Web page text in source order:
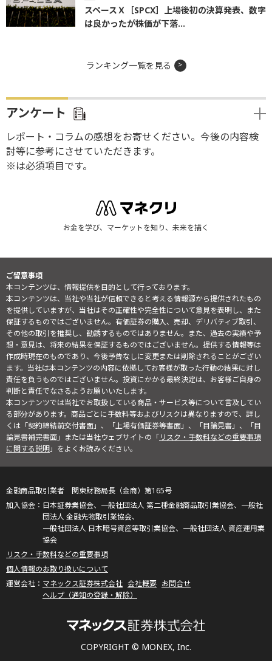
スペースＸ［SPCX］上場後初の決算発表、数字
は良かったが株価が下落...
ランキング一覧を見る
アンケート
レポート・コラムの感想をお寄せください。今後の内容検
討等に参考にさせていただきます。
※は必須項目です。
お金を学び、マーケットを知り、未来を描く
ご留意事項
本コンテンツは、情報提供を目的として行っております。
本コンテンツは、当社や当社が信頼できると考える情報源から提供されたもの
を提供していますが、当社はその正確性や完全性について意見を表明し、また
保証するものではございません。有価証券の購入、売却、デリバティブ取引、
その他の取引を推奨し、勧誘するものではありません。また、過去の実績や予
想・意見は、将来の結果を保証するものではございません。提供する情報等は
作成時現在のものであり、今後予告なしに変更または削除されることがござい
ます。当社は本コンテンツの内容に依拠してお客様が取った行動の結果に対し
責任を負うものではございません。投資にかかる最終決定は、お客様ご自身の
判断と責任でなさるようお願いいたします。
本コンテンツでは当社でお取扱している商品・サービス等について言及してい
る部分があります。商品ごとに手数料等およびリスクは異なりますので、詳し
くは「契約締結前交付書面」、「上場有価証券等書面」、「目論見書」、「目
論見書補完書面」または当社ウェブサイトの「リスク・手数料などの重要事項
に関する説明」をよくお読みください。
COPYRIGHT © MONEX, Inc.
金融商品取引業者 関東財務局長（金商）第165号
日本証券業協会、一般社団法人 第二種金融商品取引業協会、一般社
団法人 金融先物取引業協会、
一般社団法人 日本暗号資産等取引業協会、一般社団法人 資産運用業
協会
リスク・手数料などの重要事項
個人情報のお取り扱いについて
マネックス証券株式会社 会社概要 お問合せ
ヘルプ（通知の登録・解除）